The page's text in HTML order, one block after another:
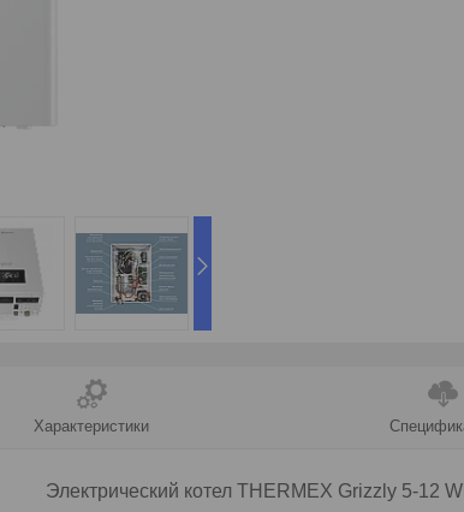
Характеристики
Электрический котел THERMEX Grizzly 5-12